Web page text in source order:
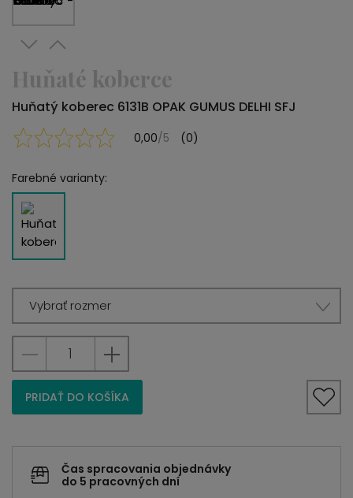
Huňaté koberce
Huňatý koberec 6131B OPAK GUMUS DELHI SFJ
0,00/5 (0)
Farebné varianty:
Vybrať rozmer
PRIDAŤ DO KOŠÍKA
Čas spracovania objednávky
do 5 pracovných dní